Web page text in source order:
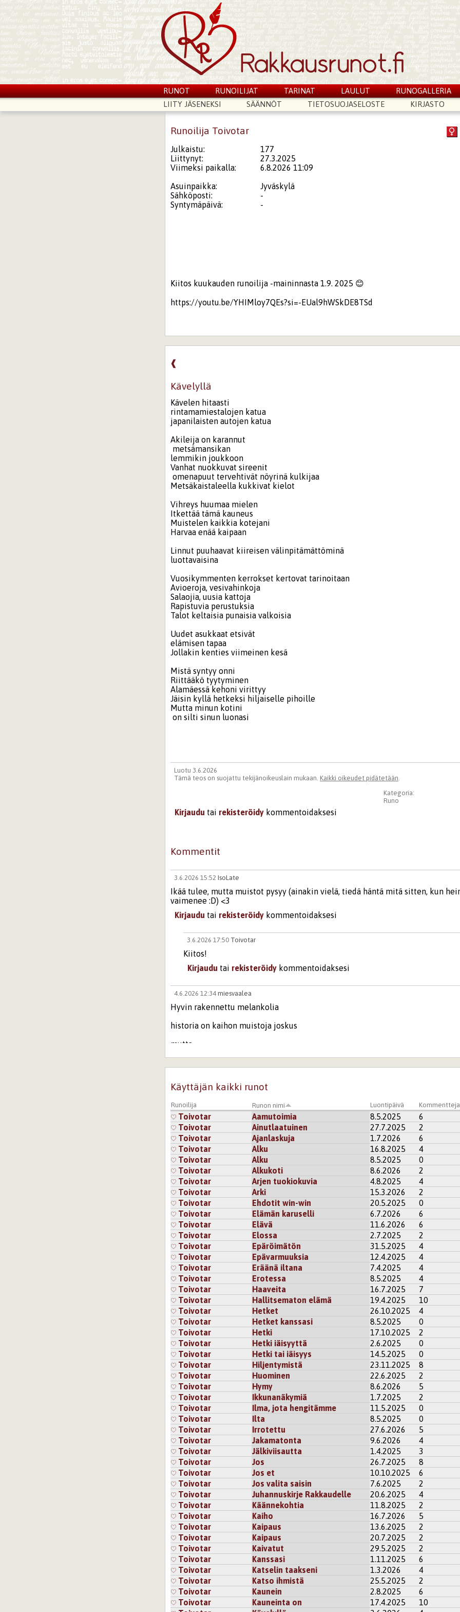
RUNOT RUNOILIJAT TARINAT LAULUT
RUNOGALLERIA
LIITY JÄSENEKSI
SÄÄNNÖT TIETOSUOJASELOSTE KIRJASTO
Runoilija Toivotar
Julkaistu:
177
Liittynyt:
27.3.2025
Viimeksi paikalla:
6.8.2026 11:09
Asuinpaikka:
Jyväskylä
Sähköposti:
-
Syntymäpäivä:
-
Kiitos kuukauden runoilija -maininnasta 1.9. 2025 😊
https://youtu.be/YHIMloy7QEs?si=-EUal9hWSkDE8TSd
❰
Kävelyllä
Kävelen hitaasti
rintamamiestalojen katua
japanilaisten autojen katua
Akileija on karannut
metsämansikan
lemmikin joukkoon
Vanhat nuokkuvat sireenit
omenapuut tervehtivät nöyrinä kulkijaa
Metsäkaistaleella kukkivat kielot
Vihreys huumaa mielen
Itkettää tämä kauneus
Muistelen kaikkia kotejani
Harvaa enää kaipaan
Linnut puuhaavat kiireisen välinpitämättöminä
luottavaisina
Vuosikymmenten kerrokset kertovat tarinoitaan
Avioeroja, vesivahinkoja
Salaojia, uusia kattoja
Rapistuvia perustuksia
Talot keltaisia punaisia valkoisia
Uudet asukkaat etsivät
elämisen tapaa
Jollakin kenties viimeinen kesä
Mistä syntyy onni
Riittääkö tyytyminen
Alamäessä kehoni virittyy
Jäisin kyllä hetkeksi hiljaiselle pihoille
Mutta minun kotini
on silti sinun luonasi
Luotu 3.6.2026
Tämä teos on suojattu tekijänoikeuslain mukaan. Kaikki oikeudet pidätetään.
Kategoria:
Runo
Kirjaudu tai rekisteröidy kommentoidaksesi
Kommentit
3.6.2026 15:52 IsoLate
Ikää tulee, mutta muistot pysyy (ainakin vielä, tiedä häntä mitä sitten, kun
vaimenee :D) <3
Kirjaudu tai rekisteröidy kommentoidaksesi
3.6.2026 17:50 Toivotar
Kiitos!
Kirjaudu tai rekisteröidy kommentoidaksesi
4.6.2026 12:34 miesvaalea
Hyvin rakennettu melankolia
historia on kaihon muistoja joskus
mutta
4.6.2026 16:55 Toivotar
Kiitos, melankoliaa ja alkukesän kauneutta.
Kirjaudutairekisteröidykommentoidaksesi
Sivut
Käyttäjän kaikki runot
Runoilija Runon nimi Luontipäivä Kommentteja
Toivotar Aamutoimia 8.5.2025 6
Toivotar
Ainutlaatuinen 27.7.2025 2
Toivotar
Ajanlaskuja 1.7.2026 6
Toivotar
Alku 16.8.2025 4
Toivotar
Alku 8.5.2025 0
Toivotar
Alkukoti 8.6.2026 2
Toivotar
Arjen tuokiokuvia 4.8.2025 4
Toivotar
Arki 15.3.2026 2
Toivotar
Ehdotit win-win 20.5.2025 0
Toivotar
Elämän karuselli 6.7.2026 6
Toivotar
Elävä 11.6.2026 6
Toivotar
Elossa 2.7.2025 2
Toivotar
Epäröimätön 31.5.2025 4
Toivotar
Epävarmuuksia 12.4.2025 4
Toivotar
Eräänä iltana 7.4.2025 4
Toivotar
Erotessa 8.5.2025 4
Toivotar
Haaveita 16.7.2025 7
Toivotar
Hallitsematon elämä 19.4.2025 10
Toivotar
Hetket 26.10.2025 4
Toivotar
Hetket kanssasi 8.5.2025 0
Toivotar
Hetki 17.10.2025 2
Toivotar
Hetki iäisyyttä 2.6.2025 0
Toivotar
Hetki tai iäisyys 14.5.2025 0
Toivotar
Hiljentymistä 23.11.2025 8
Toivotar
Huominen 22.6.2025 2
Toivotar
Hymy 8.6.2026 5
Toivotar
Ikkunanäkymiä 1.7.2025 2
Toivotar
Ilma, jota hengitämme 11.5.2025 0
Toivotar
Ilta 8.5.2025 0
Toivotar
Irrotettu 27.6.2026 5
Toivotar
Jakamatonta 9.6.2026 4
Toivotar
Jälkiviisautta 1.4.2025 3
Toivotar
Jos 26.7.2025 8
Toivotar
Jos et 10.10.2025 6
Toivotar
Jos valita saisin 7.6.2025 2
Toivotar
Juhannuskirje Rakkaudelle 20.6.2025 4
Toivotar
Käännekohtia 11.8.2025 2
Toivotar
Kaiho 16.7.2026 5
Toivotar
Kaipaus 13.6.2025 2
Toivotar
Kaipaus 20.7.2025 2
Toivotar
Kaivatut 29.5.2025 2
Toivotar
Kanssasi 1.11.2025 6
Toivotar
Katselin taakseni 1.3.2026 4
Toivotar
Katso ihmistä 25.5.2025 2
Toivotar
Kaunein 2.8.2025 6
Toivotar
Kauneinta on 17.4.2025 10